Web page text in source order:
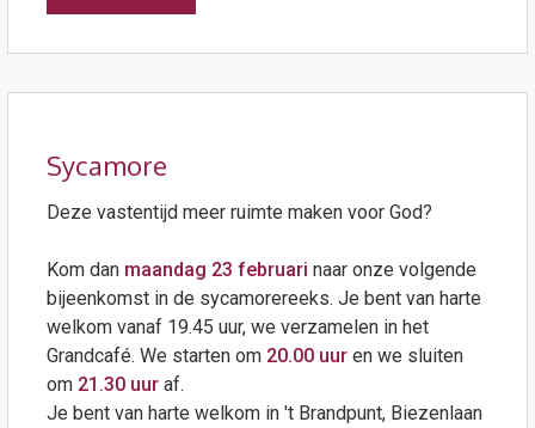
Sycamore
Deze vastentijd meer ruimte maken voor God?
Kom dan maandag 23 februari naar onze volgende
bijeenkomst in de sycamorereeks. Je bent van harte
welkom vanaf 19.45 uur, we verzamelen in het
Grandcafé. We starten om 20.00 uuren we sluiten
om 21.30 uuraf.
Je bent van harte welkom in 't Brandpunt, Biezenlaan